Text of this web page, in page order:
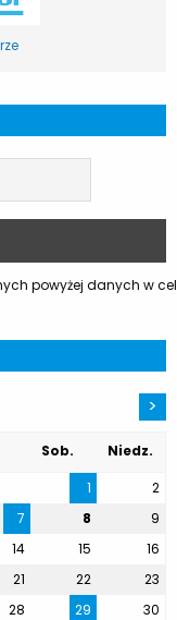
powyżej danych w
>
Sob.
Niedz.
1
2
7 8
9
14 15
16
21 22
23
28 29
30